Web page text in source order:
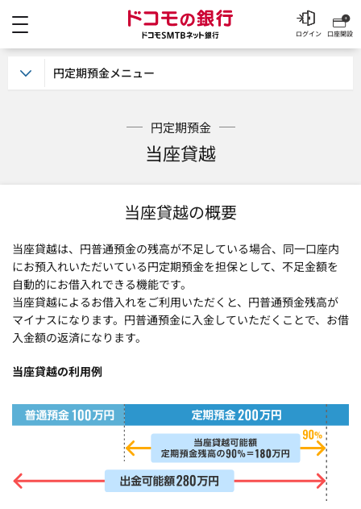
ドコモの銀行 ドコモ
口座開設
ログイン
円定期預金
当座貸越
当座貸越の概要
当座貸越は、円普通預金の残高が不足している場合、同一口座内
にお預入れいただいている円定期預金を担保として、不足金額を
自動的にお借入れできる機能です。
当座貸越によるお借入れをご利用いただくと、円普通預金残高が
マイナスになります。円普通預金に入金していただくことで、お借
入金額の返済になります。
当座貸越の利用例
円定期預金メニュー